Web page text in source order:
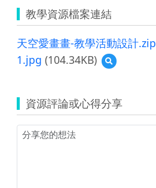
教學資源檔案連結
天空愛畫畫-教學活動設計.zip
1.jpg (104.34KB)
預
覽
資源評論或心得分享